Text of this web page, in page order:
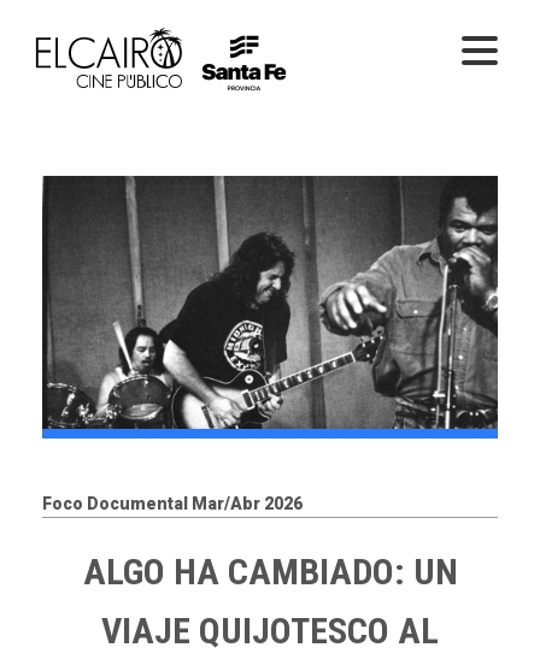
PELÍCULAS EN SALA
Foco Documental Mar/Abr 2026
ALGO HA CAMBIADO: UN
VIAJE QUIJOTESCO AL